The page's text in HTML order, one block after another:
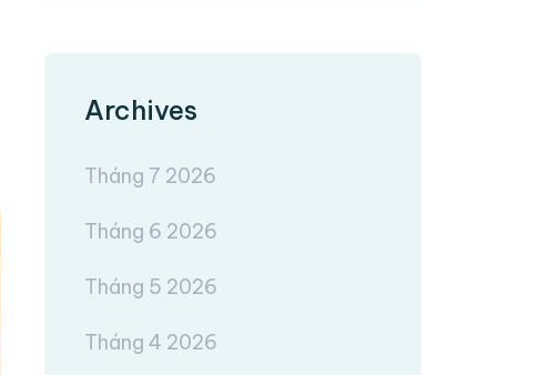
Archives
Tháng 7 2026
Tháng 6 2026
Tháng 5 2026
Tháng 4 2026